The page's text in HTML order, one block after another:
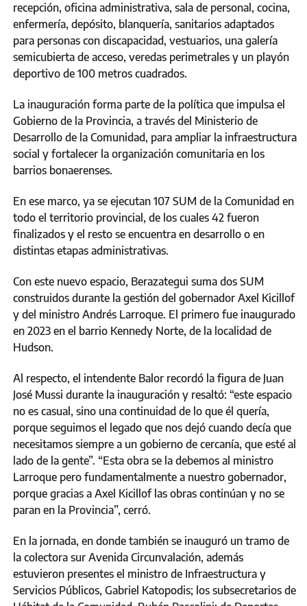
recepción, oficina administrativa, sala de personal, cocina,
enfermería, depósito, blanquería, sanitarios adaptados
para personas con discapacidad, vestuarios, una galería
semicubierta de acceso, veredas perimetrales y un playón
deportivo de 100 metros cuadrados.
La inauguración forma parte de la política que impulsa el
Gobierno de la Provincia, a través del Ministerio de
Desarrollo de la Comunidad, para ampliar la infraestructura
social y fortalecer la organización comunitaria en los
barrios bonaerenses.
En ese marco, ya se ejecutan 107 SUM de la Comunidad en
todo el territorio provincial, de los cuales 42 fueron
finalizados y el resto se encuentra en desarrollo o en
distintas etapas administrativas.
Con este nuevo espacio, Berazategui suma dos SUM
construidos durante la gestión del gobernador Axel Kicillof
y del ministro Andrés Larroque. El primero fue inaugurado
en 2023 en el barrio Kennedy Norte, de la localidad de
Hudson.
Al respecto, el intendente Balor recordó la figura de Juan
José Mussi durante la inauguración y resaltó: “este espacio
no es casual, sino una continuidad de lo que él quería,
porque seguimos el legado que nos dejó cuando decía que
necesitamos siempre a un gobierno de cercanía, que esté al
lado de la gente”. “Esta obra se la debemos al ministro
Larroque pero fundamentalmente a nuestro gobernador,
porque gracias a Axel Kicillof las obras continúan y no se
paran en la Provincia”, cerró.
En la jornada, en donde también se inauguró un tramo de
la colectora sur Avenida Circunvalación, además
estuvieron presentes el ministro de Infraestructura y
Servicios Públicos, Gabriel Katopodis; los subsecretarios de